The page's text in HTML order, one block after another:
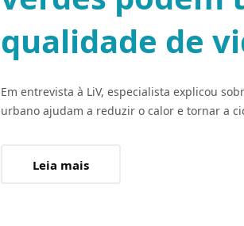
qualidade de
Em entrevista à LiV, especialista explicou
urbano ajudam a reduzir o calor e tornar a
Leia mais